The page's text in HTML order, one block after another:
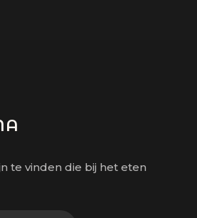
te vinden die bij het eten